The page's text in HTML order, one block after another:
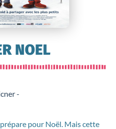
NOEL
-
pour Noël. Mais cette